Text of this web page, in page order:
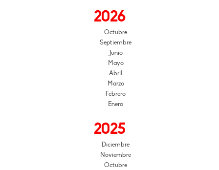
2026
Octubre
Septiembre
Junio
Mayo
Abril
Marzo
Febrero
Enero
2025
Diciembre
Noviembre
Octubre